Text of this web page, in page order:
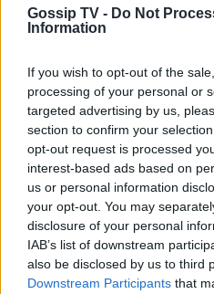
Gossip TV - Do Not
Information
If you wish to opt-out of the
processing of your personal or
targeted advertising by us,
section to confirm your
opt-out request is processed
interest-based ads based on
us or personal information
your opt-out. You may
disclosure of your personal
IAB’s list of downstream
also be disclosed by us to third
Downstream Participants that
Αντίστροφη μέτρηση για
κύκλο
SHOWBIZ
Στον βυθό για
Οικονομάκου και ο Μπρούνο
Τσερέλα - To βίντεο με την
ανακάλυψη
SHOWBIZ
Ιωάννα Μπούκη: Οι
του Αυγούστου, τα απίθανα
looks & «χρέος» στις κόρες
ΟΛΕΣ ΟΙ
DPG